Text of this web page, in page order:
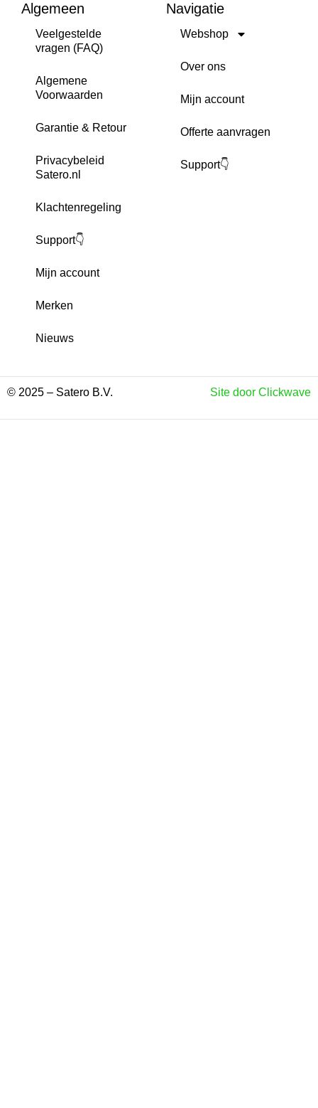
Algemeen
Veelgestelde
vragen (FAQ)
Algemene
Voorwaarden
Garantie & Retour
Privacybeleid
Satero.nl
Klachtenregeling
Support👇
Mijn account
Merken
Nieuws
Navigatie
Webshop
Over ons
Mijn account
Offerte aanvragen
Support👇
© 2025 – Satero B.V. Site door Clickwave